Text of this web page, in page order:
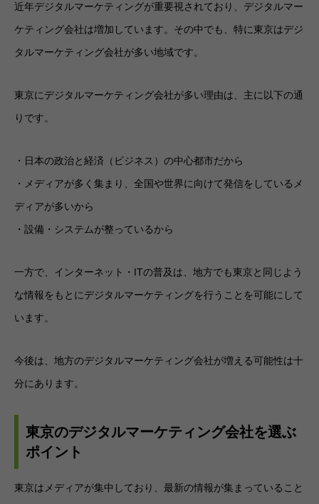
近年デジタルマーケティングが重要視されており、デジタルマー
ケティング会社は増加しています。その中でも、特に東京はデジ
タルマーケティング会社が多い地域です。
東京にデジタルマーケティング会社が多い理由は、主に以下の通
りです。
・日本の政治と経済（ビジネス）の中心都市だから
・メディアが多く集まり、全国や世界に向けて発信をしているメ
ディアが多いから
・設備・システムが整っているから
一方で、インターネット・ITの普及は、地方でも東京と同じよう
な情報をもとにデジタルマーケティングを行うことを可能にして
います。
今後は、地方のデジタルマーケティング会社が増える可能性は十
分にあります。
東京のデジタルマーケティング会社を選ぶ
ポイント
東京はメディアが集中しており、最新の情報が集まっていること